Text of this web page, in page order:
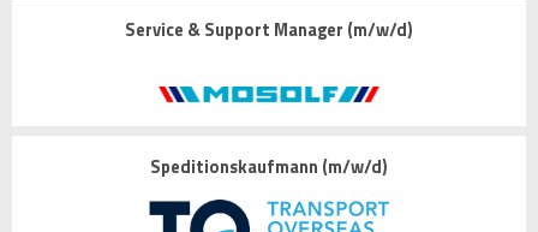
Service & Support Manager (m/w/d)
Speditionskaufmann (m/w/d)